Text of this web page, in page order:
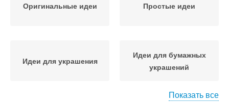
Оригинальные идеи Простые идеи
Идеи для украшения
Идеи для бумажных
украшений
Показать все